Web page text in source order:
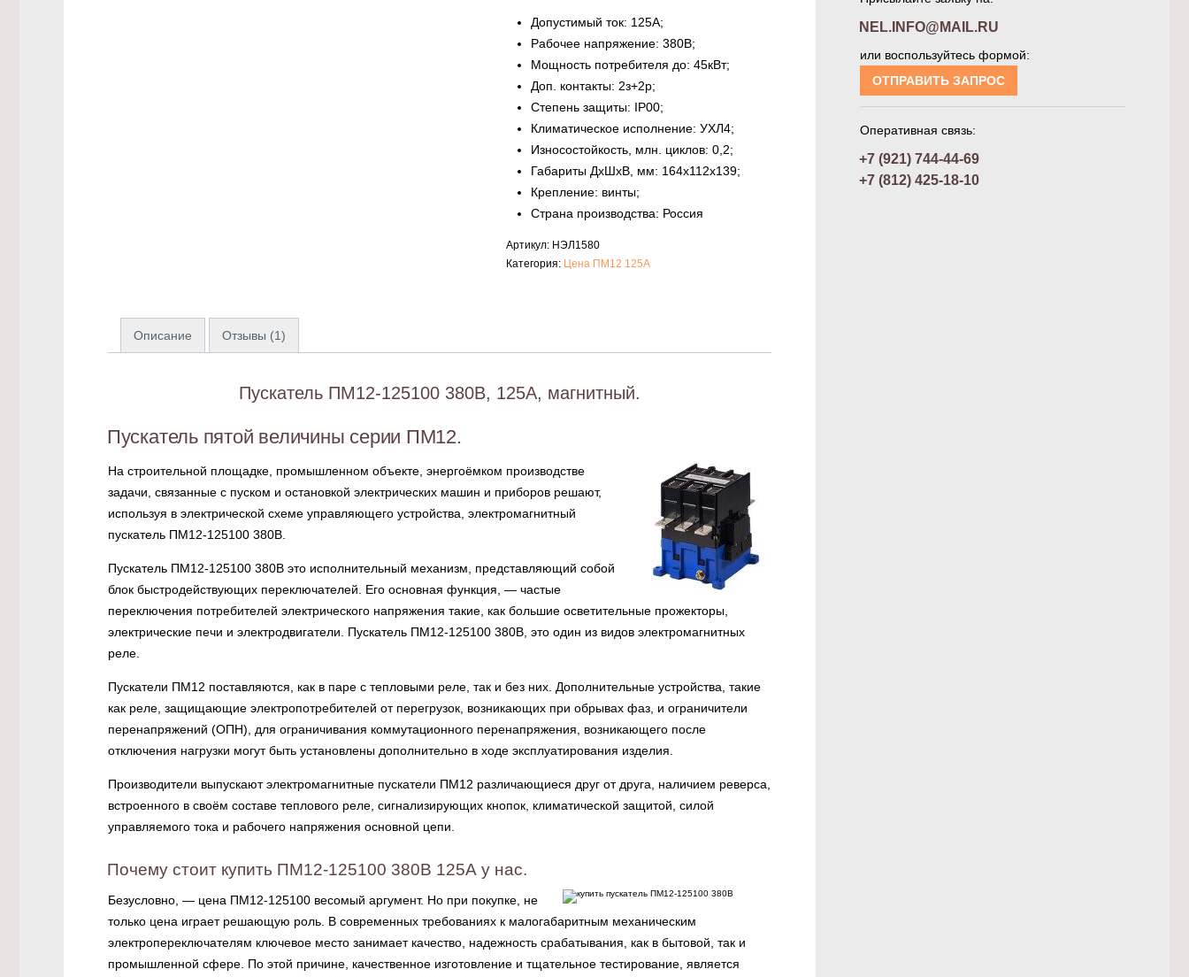
Допустимый ток: 125А;
Рабочее напряжение: 380В;
Мощность потребителя до: 45кВт;
Доп. контакты: 2з+2р;
Степень защиты: IP00;
Климатическое исполнение: УХЛ4;
Износостойкость, млн. циклов: 0,2;
Габариты ДxШxB, мм: 164х112х139;
Крепление: винты;
Страна производства: Россия
Артикул: НЭЛ1580
Категория: Цена ПМ12 125А
Описание Отзывы (1)
Пускатель ПМ12-125100 380В, 125А, магнитный.
Пускатель пятой величины серии ПМ12.
На строительной площадке, промышленном объекте, энергоёмком производстве
задачи, связанные с пуском и остановкой электрических машин и приборов решают,
используя в электрической схеме управляющего устройства, электромагнитный
пускатель ПМ12-125100 380В.
Пускатель ПМ12-125100 380В это исполнительный механизм, представляющий собой
блок быстродействующих переключателей. Его основная функция, — частые
переключения потребителей электрического напряжения такие, как большие осветительные прожекторы,
электрические печи и электродвигатели. Пускатель ПМ12-125100 380В, это один из видов электромагнитных
реле.
Пускатели ПМ12 поставляются, как в паре с тепловыми реле, так и без них. Дополнительные устройства, такие
как реле, защищающие электропотребителей от перегрузок, возникающих при обрывах фаз, и ограничители
перенапряжений (ОПН), для ограничивания коммутационного перенапряжения, возникающего после
отключения нагрузки могут быть установлены дополнительно в ходе эксплуатирования изделия.
Производители выпускают электромагнитные пускатели ПМ12 различающиеся друг от друга, наличием реверса,
встроенного в своём составе теплового реле, сигнализирующих кнопок, климатической защитой, силой
управляемого тока и рабочего напряжения основной цепи.
Почему стоит купить ПМ12-125100 380В 125А у нас.
Безусловно, — цена ПМ12-125100 весомый аргумент. Но при покупке, не
только цена играет решающую роль. В современных требованиях к малогабаритным механическим
электропереключателям ключевое место занимает качество, надежность срабатывания, как в бытовой, так и
промышленной сфере. По этой причине, качественное изготовление и тщательное тестирование, является
NEL.INFO@MAIL.RU
или воспользуйтесь формой:
ОТПРАВИТЬ ЗАПРОС
Оперативная связь:
+7 (921) 744-44-69
+7 (812) 425-18-10